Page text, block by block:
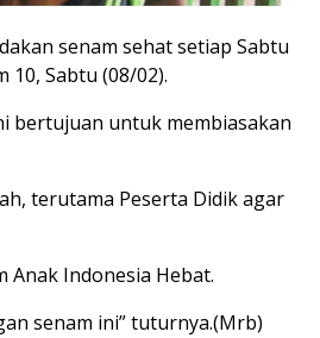
senam sehat setiap Sabtu
10, Sabtu (08/02).
bertujuan untuk membiasakan
terutama Peserta Didik agar
Anak Indonesia Hebat.
senam ini” tuturnya.(Mrb)